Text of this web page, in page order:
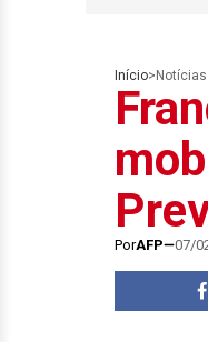
Início> Notícias
PorAFP 07/